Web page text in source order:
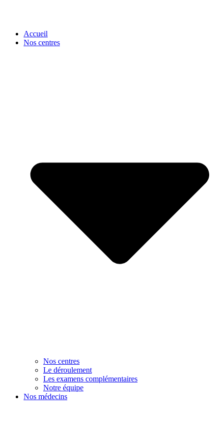
Accueil
Nos centres
Nos centres
Le déroulement
Les examens complémentaires
Notre équipe
Nos médecins